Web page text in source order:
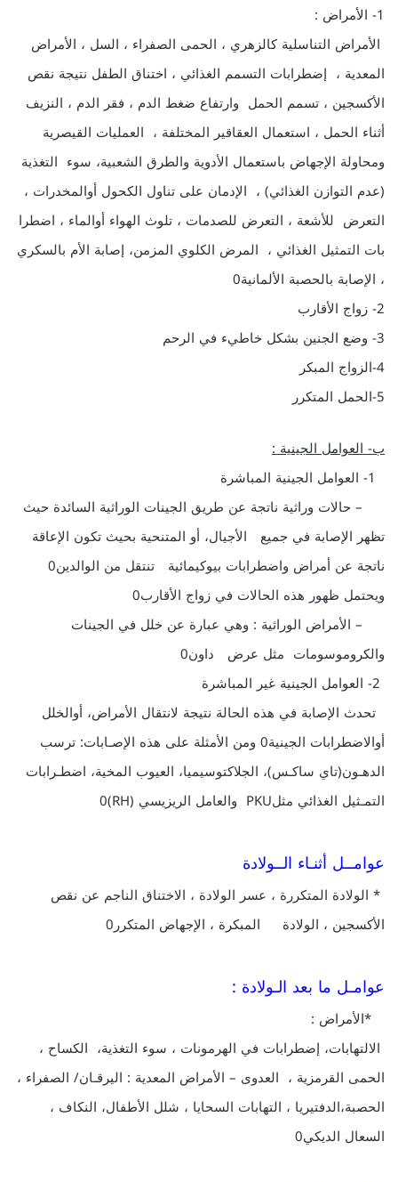
1- الأمراض :
الأمراض التناسلية كالزهري ، الحمى الصفراء ، السل ، الأمراض
المعدية ، إضطرابات التسمم الغذائي ، اختناق الطفل نتيجة نقص
الأكسجين ، تسمم الحمل وارتفاع ضغط الدم ، فقر الدم ، النزيف
أثناء الحمل ، استعمال العقاقير المختلفة ، العمليات القيصرية
ومحاولة الإجهاض باستعمال الأدوية والطرق الشعبية، سوء التغذية
(عدم التوازن الغذائي) ، الإدمان على تناول الكحول أوالمخدرات ،
التعرض للأشعة ، التعرض للصدمات ، تلوث الهواء أوالماء ، اضطرا
بات التمثيل الغذائي ، المرض الكلوي المزمن، إصابة الأم بالسكري
، الإصابة بالحصبة الألمانية0
2- زواج الأقارب
3- وضع الجنين بشكل خاطيء في الرحم
4-الزواج المبكر
5-الحمل المتكرر
ب- العوامل الجينية :
– حالات وراثية ناتجة عن طريق الجينات الوراثية السائدة حيث
تظهر الإصابة في جميع الأجيال، أو المتنحية بحيث تكون الإعاقة
ناتجة عن أمراض واضطرابات بيوكيمائية تنتقل من الوالدين0
ويحتمل ظهور هذه الحالات في زواج الأقارب0
– الأمراض الوراثية : وهي عبارة عن خلل في الجينات
والكروموسومات مثل عرض داون0
تحدث الإصابة في هذه الحالة نتيجة لانتقال الأمراض، أوالخلل
أوالاضطرابات الجينية0 ومن الأمثلة على هذه الإصـابات: ترسب
الدهـون(تاي ساكـس)، الجلاكتوسيميا، العيوب المخية، اضطـرابات
التمـثيل الغذائي مثلPKU والعامل الريزيسي (RH)0
عوامــل أثنـاء الــولادة
* الولادة المتكررة ، عسر الولادة ، الاختناق الناجم عن نقص
الأكسجين ، الولادة المبكرة ، الإجهاض المتكرر0
عوامـل ما بعد الـولادة :
*الأمراض :
الالتهابات، إضطرابات في الهرمونات ، سوء التغذية، الكساح ،
الحمى القرمزية ، العدوى – الأمراض المعدية : اليرقـان/ الصفراء ،
الحصبة،الدفتيريا ، التهابات السحايا ، شلل الأطفال، النكاف ،
السعال الديكي0